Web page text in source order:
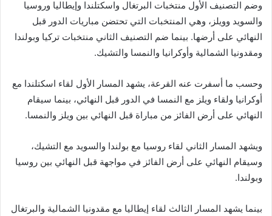
وضم التصنيف الأول منتخبات البرتغال واسكتلندا وإيطاليا وروسيا
والسويد وويلز، وهي المنتخبات التي تحتضن مباريات الدور قبل
النهائي على أرضها. بينما ضم التصنيف الثاني منتخبات تركيا وبولندا
ومقدونيا الشمالية وأوكرانيا والنمسا والتشيك.
وحسب ما أسفرت عنه القرعة، يشهد المسار الأول لقاء اسكتلندا مع
أوكرانيا ولقاء ويلز مع النمسا في الدور قبل النهائي، بينما سيقام
النهائي على أرض الفائز من مباراة قبل النهائي بين ويلز والنمسا.
ويشهد المسار الثاني لقاء روسيا مع بولندا والسويد مع التشيك،
وسيقام النهائي على أرض الفائز في مواجهة قبل النهائي بين روسيا
وبولندا.
بينما يشهد المسار الثالث لقاء إيطاليا مع مقدونيا الشمالية والبرتغال